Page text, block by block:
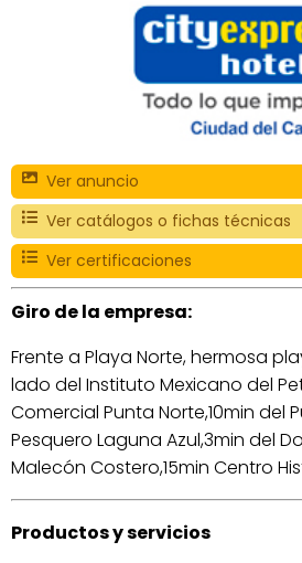
Ver anuncio
Ver catálogos o fichas técnicas
Ver certificaciones
Giro de la empresa:
Frente a Playa Norte, hermosa
lado del Instituto Mexicano del
Comercial Punta Norte,10min del
Pesquero Laguna Azul,3min del
Malecón Costero,15min Centro
Productos y servicios